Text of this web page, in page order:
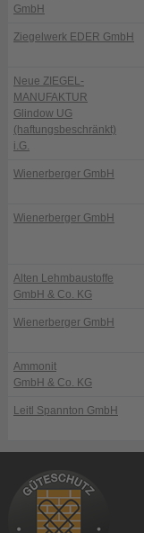
GmbH
Ziegelwerk EDER GmbH
Neue ZIEGEL-
MANUFAKTUR
Glindow UG
(haftungsbeschränkt)
i.G.
Wienerberger GmbH
Wienerberger GmbH
Alten Lehmbaustoffe
GmbH & Co. KG
Wienerberger GmbH
Ammonit
GmbH & Co. KG
Leitl Spannton GmbH